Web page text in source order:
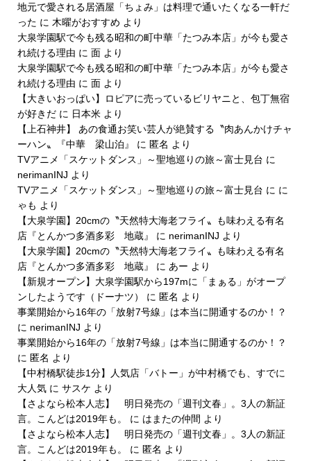
地元で愛される居酒屋「ちょみ」は料理で通いたくなる一軒だ
った に 木曜がおすすめ より
大泉学園駅で今も残る昭和の町中華「たつみ本店」が今も愛さ
れ続ける理由 に 面より
大泉学園駅で今も残る昭和の町中華「たつみ本店」が今も愛さ
れ続ける理由 に 面より
【大きいおっぱい】ロピアに売っているビリヤニと、包丁無宿
が好きだに 日本米より
【上石神井】 あの食通お笑い芸人が絶賛する〝肉あんかけチャ
ーハン〟『中華 梁山泊』
に 匿名 より
TVアニメ「スケットダンス」～聖地巡りの旅～富士見台 に
nerimanINJ より
TVアニメ「スケットダンス」～聖地巡りの旅～富士見台 に に
ゃも より
【大泉学園】20cmの〝天然特大海老フライ〟も味わえる有名
店『とんかつ多酒多彩 地蔵』
に nerimanINJ より
【大泉学園】20cmの〝天然特大海老フライ〟も味わえる有名
店『とんかつ多酒多彩 地蔵』
に あー より
【新規オープン】大泉学園駅から197mに「まぁる」がオープ
ンしたようです（ドーナツ）
に 匿名 より
事業開始から16年の「放射7号線」は本当に開通するのか！？
に nerimanINJ より
事業開始から16年の「放射7号線」は本当に開通するのか！？
に 匿名 より
【中村橋駅徒歩1分】人気店「バトー」が中村橋でも、すでに
大人気に サスケ より
【さよなら松本人志】 明日発売の「週刊文春」。3人の新証
言。こんどは2019年も。
に はまたの仲間 より
【さよなら松本人志】 明日発売の「週刊文春」。3人の新証
言。こんどは2019年も。
に 匿名 より